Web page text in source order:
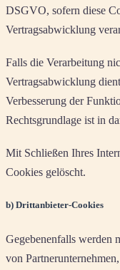
DSGVO, sofern diese
Vertragsabwicklung
Falls die Verarbeitung
Vertragsabwicklung
Verbesserung der
Rechtsgrundlage ist in
Mit Schließen Ihres
Cookies gelöscht.
b) Drittanbieter-Cookies
Gegebenenfalls werden
von